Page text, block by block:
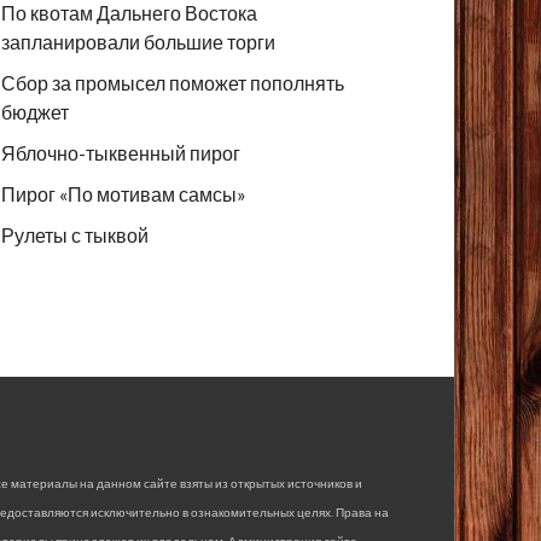
По квотам Дальнего Востока
запланировали большие торги
Сбор за промысел поможет пополнять
бюджет
Яблочно-тыквенный пирог
Пирог «По мотивам самсы»
Рулеты с тыквой
материалы на данном сайте взяты из открытых источников и
исключительно в ознакомительных целях. Права на